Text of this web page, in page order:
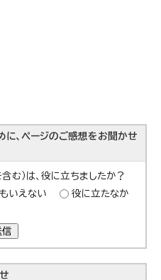
に、ページのご感想をお聞かせ
む）は、役に立ちましたか？
いえない
役に立たなか
信